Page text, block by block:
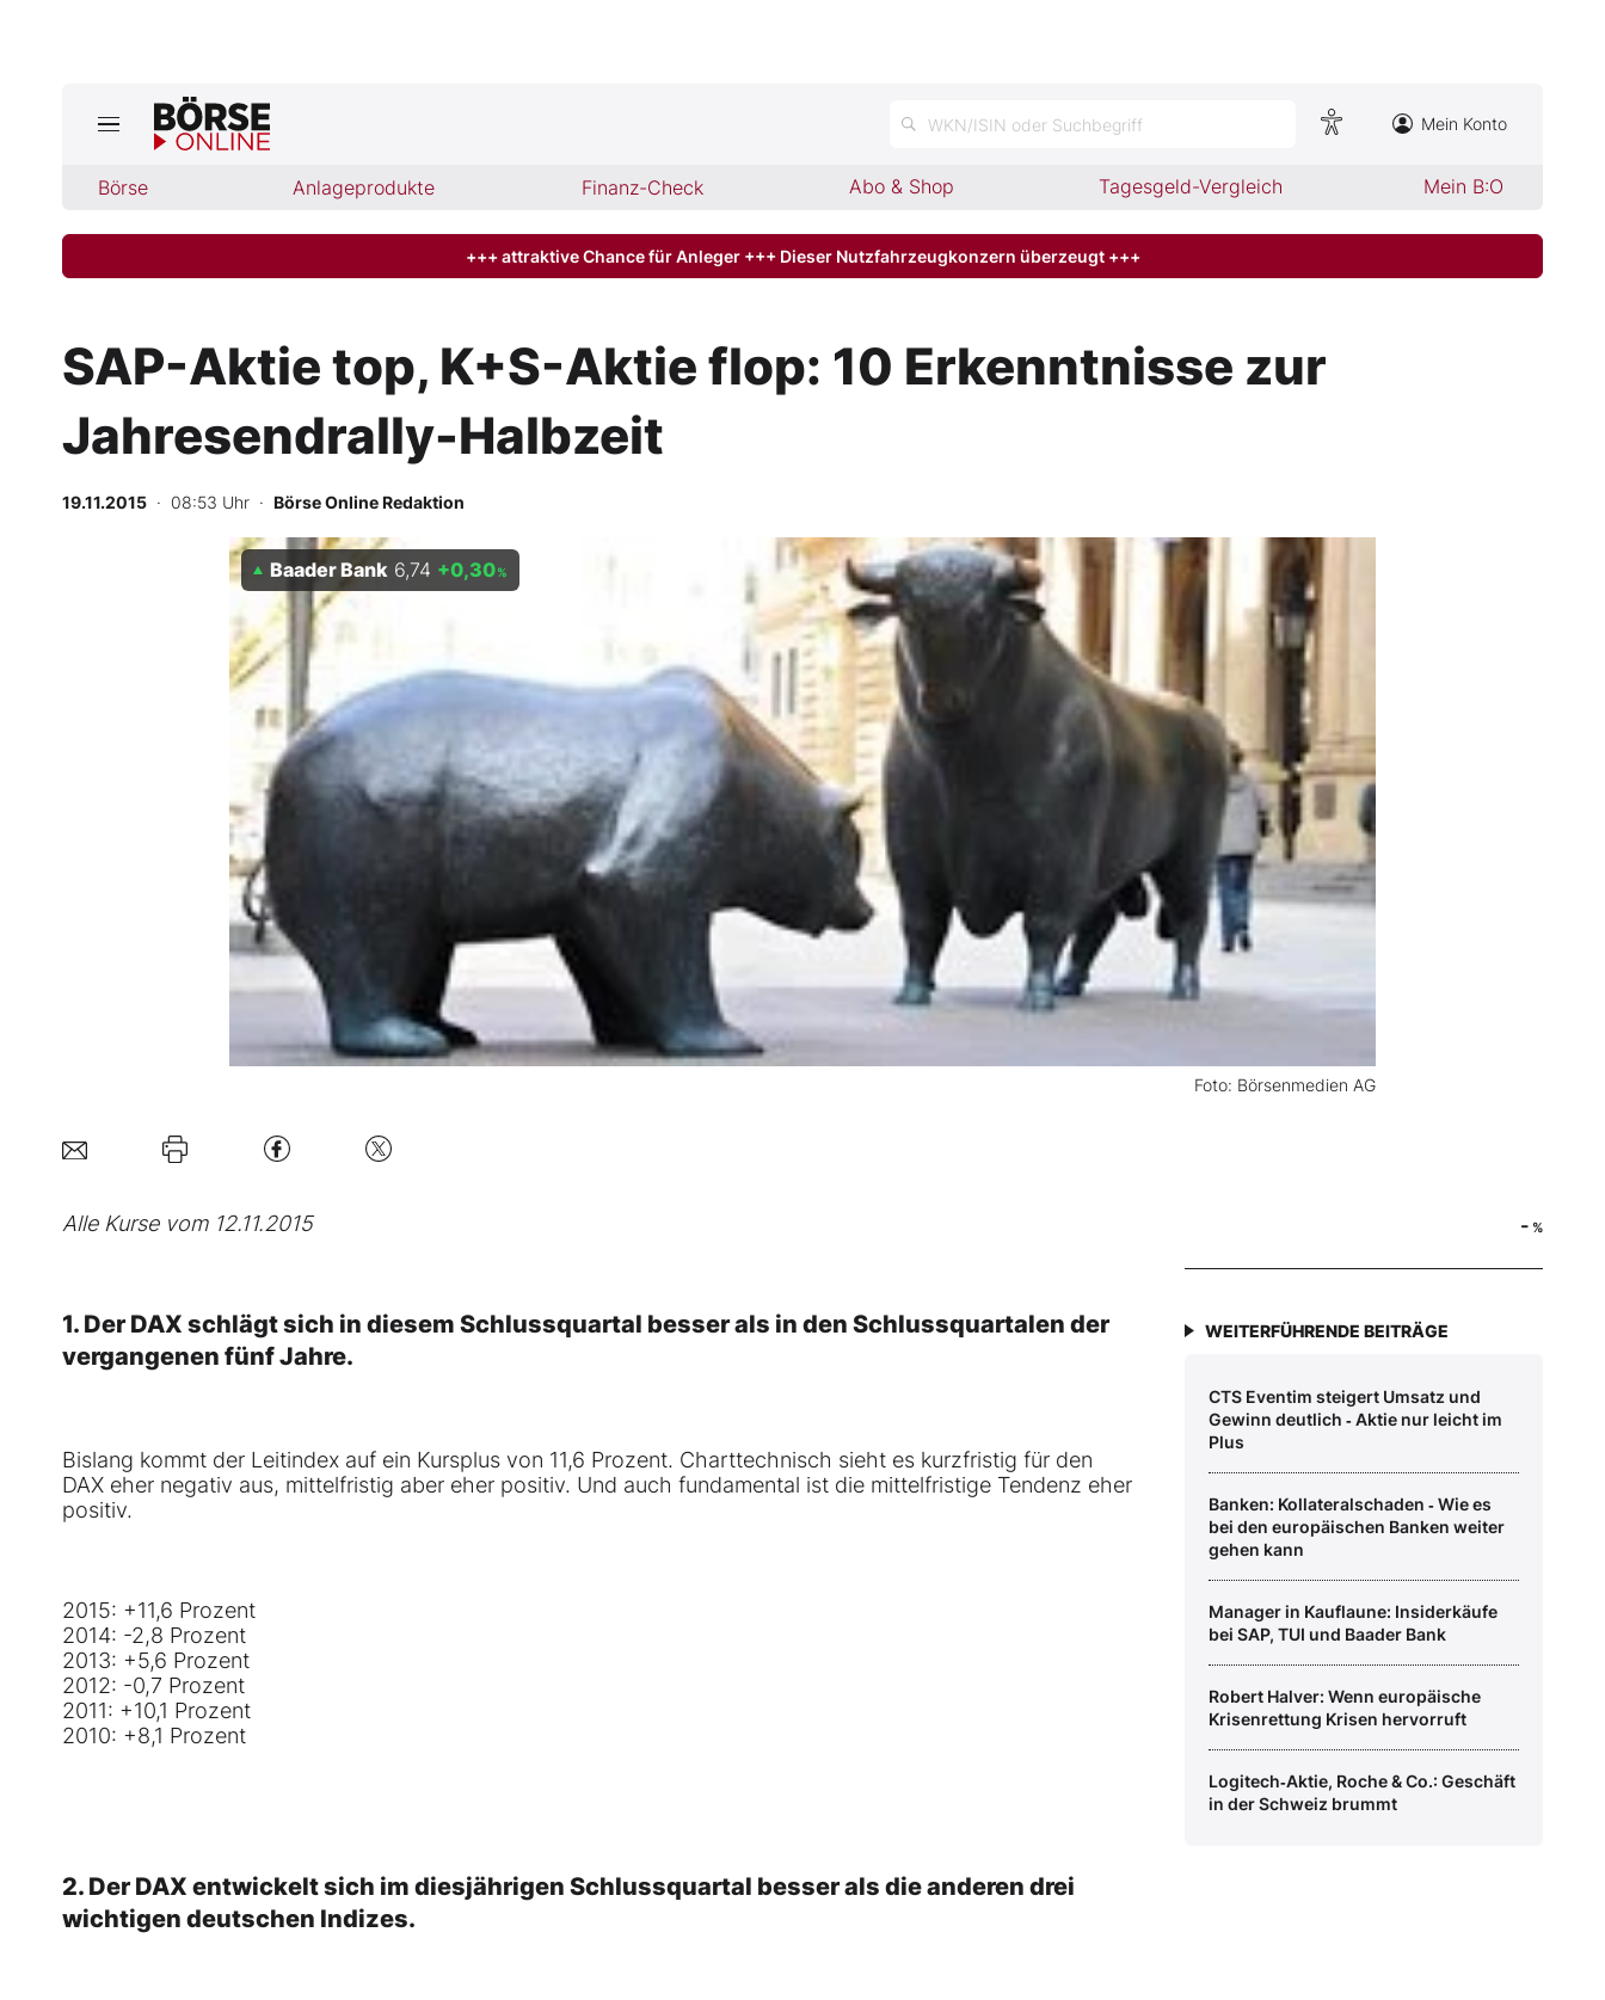
WKN/ISIN oder Suchbegriff Mein Konto
Börse Anlageprodukte Finanz-Check Abo & Shop Tagesgeld-Vergleich Mein B:O
Jetzt aktuelle Ausgabe BÖRSE ONLINE lesen
Finanz-Check
Abo & Shop
BO-Musterdepots
Experten
Mein B:O
Mein Konto
Folgen Sie uns
Kontakt
+++ attraktive Chance für Anleger +++ Dieser Nutzfahrzeugkonzern überzeugt +++
SAP-Aktie top, K+S-Aktie flop: 10 Erkenntnisse zur
Jahresendrally-Halbzeit
19.11.2015 · 08:53 Uhr · Börse Online Redaktion
Foto: Börsenmedien AG
Baader Bank 6,74 +0,30%
Alle Kurse vom 12.11.2015
1. DerDAX schlägt sich in diesem Schlussquartal besser als in den Schlussquartalen der
vergangenen fünf Jahre.
Bislang kommt der Leitindex auf ein Kursplus von 11,6 Prozent. Charttechnisch sieht es kurzfristig für den
DAX eher negativ aus, mittelfristig aber eher positiv. Und auch fundamental ist die mittelfristige Tendenz eher
positiv.
2015: +11,6 Prozent
2014: -2,8 Prozent
2013: +5,6 Prozent
2012: -0,7 Prozent
2011: +10,1 Prozent
2010: +8,1 Prozent
2. DerDAX entwickelt sich im diesjährigen Schlussquartal besser als die anderen drei
wichtigen deutschen Indizes.
- %
WEITERFÜHRENDE BEITRÄGE
CTS Eventim steigert Umsatz und
Gewinn deutlich ‑ Aktie nur leicht im
Plus
Banken: Kollateralschaden ‑ Wie es
bei den europäischen Banken weiter
gehen kann
Manager in Kauflaune: Insiderkäufe
bei SAP, TUI und Baader Bank
Robert Halver: Wenn europäische
Krisenrettung Krisen hervorruft
Logitech‑Aktie, Roche & Co.: Geschäft
in der Schweiz brummt